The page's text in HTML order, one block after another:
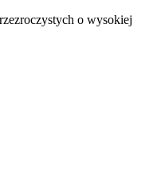
o wysokiej